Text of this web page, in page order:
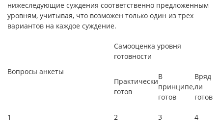
нижеследующие суждения соответственно предложенным
уровням, учитывая, что возможен только один из трех
вариантов на каждое суждение.
Вопросы анкеты
Самооценка уровня
готовности
Практически
готов
В
принципе,
готов
Вряд
ли
готов
1 2 3 4